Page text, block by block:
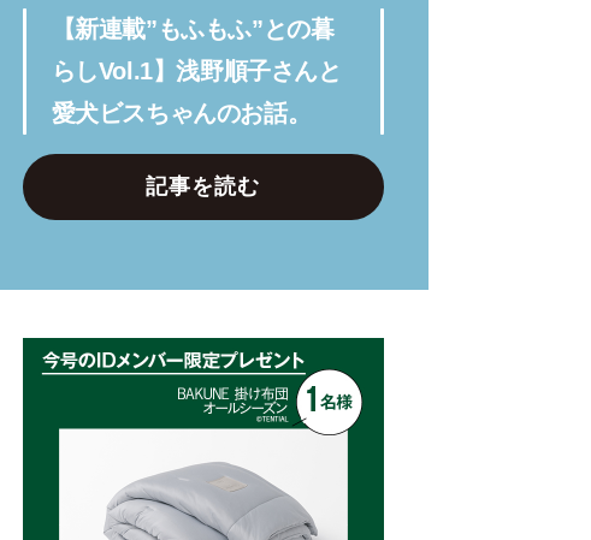
【新連載”もふもふ”との暮
らしVol.1】浅野順子さんと
愛犬ビスちゃんのお話。
記事を読む